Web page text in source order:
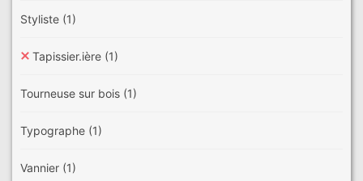
Styliste (1)
Tapissier.ière (1)
Tourneuse sur bois (1)
Typographe (1)
Vannier (1)